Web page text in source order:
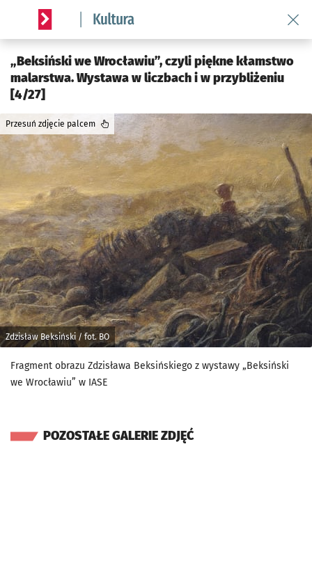
Serwis informacyjny wroclaw.pl podserwis: Kultura
„Beksiński we Wrocławiu”, czyli piękne kłamstwo
malarstwa. Wystawa w liczbach i w przybliżeniu
[4/27]
Zdzisław Beksiński / fot. BO
Przesuń zdjęcie palcem
Fragment obrazu Zdzisława Beksińskiego z wystawy „Beksiński
we Wrocławiu” w IASE
POZOSTAŁE GALERIE ZDJĘĆ